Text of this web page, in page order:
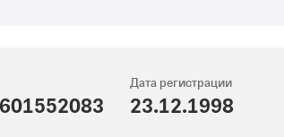
Дата регистрации
23.12.1998